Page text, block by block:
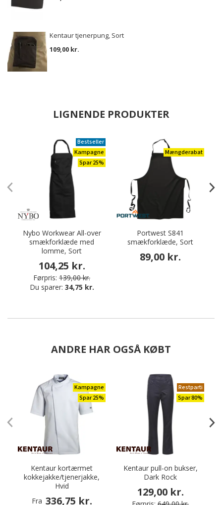
Kentaur tjenerpung, Sort
109,00 kr.
LIGNENDE PRODUKTER
Bestseller
Kampagne
Spar 25%
Nybo Workwear All-over
smækforklæde med
lomme, Sort
104,25 kr.
Førpris: 139,00 kr.
Du sparer: 34,75 kr.
Mængderabat
Portwest S841
smækforklæde, Sort
89,00 kr.
ANDRE HAR OGSÅ KØBT
Kampagne
Spar 25%
Kentaur kortærmet
kokkejakke/tjenerjakke,
Hvid
Fra 336,75 kr.
Restparti
Spar 80%
Kentaur pull-on bukser,
Dark Rock
129,00 kr.